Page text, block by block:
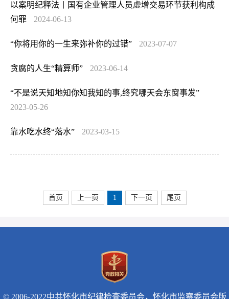
以案明纪释法丨国有企业管理人员虚增交易环节获利构成
何罪
2024-06-13
“你将用你的一生来弥补你的过错” 2023-07-07
贪腐的人生“精算师” 2023-06-14
“不是说天知地知你知我知的事,终究哪天会东窗事发”
2023-05-26
靠水吃水终“落水” 2023-03-15
首页 上一页 1 下一页 尾页
© 2006-2022中共怀化市纪律检查委员会，怀化市监察委员会版